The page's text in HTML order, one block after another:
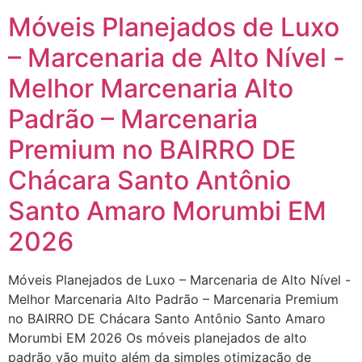
Móveis Planejados de Luxo
– Marcenaria de Alto Nível -
Melhor Marcenaria Alto
Padrão – Marcenaria
Premium no BAIRRO DE
Chácara Santo Antônio
Santo Amaro Morumbi EM
2026
Móveis Planejados de Luxo – Marcenaria de Alto Nível -
Melhor Marcenaria Alto Padrão – Marcenaria Premium
no BAIRRO DE Chácara Santo Antônio Santo Amaro
Morumbi EM 2026 Os móveis planejados de alto
padrão vão muito além da simples otimização de